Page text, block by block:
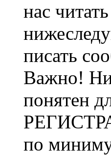
нас
писать
Важно!
понятен
по